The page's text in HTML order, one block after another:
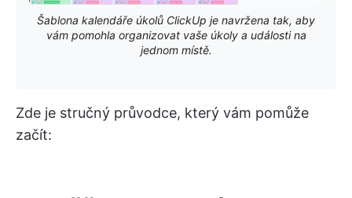
Šablona kalendáře úkolů ClickUp je navržena tak, aby
vám pomohla organizovat vaše úkoly a události na
jednom místě.
Zde je stručný průvodce, který vám pomůže
začít: